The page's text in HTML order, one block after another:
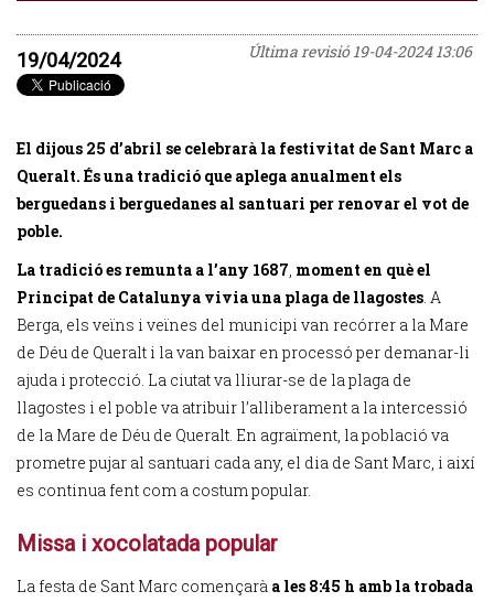
Última revisió19-04-2024 13:06
19/04/2024
El dijous 25 d’abril se celebrarà la festivitat de Sant Marc a
Queralt. És una tradició que aplega anualment els
berguedans i berguedanes al santuari per renovar el vot de
poble.
La tradició es remunta a l’any 1687, moment en què el
Principat de Catalunya vivia una plaga de llagostes. A
Berga, els veïns i veïnes del municipi van recórrer a la Mare
de Déu de Queralt i la van baixar en processó per demanar-li
ajuda i protecció. La ciutat va lliurar-se de la plaga de
llagostes i el poble va atribuir l’alliberament a la intercessió
de la Mare de Déu de Queralt. En agraïment, la població va
prometre pujar al santuari cada any, el dia de Sant Marc, i així
es continua fent com a costum popular.
Missa i xocolatada popular
La festa de Sant Marc començarà a les 8:45 h amb la trobada